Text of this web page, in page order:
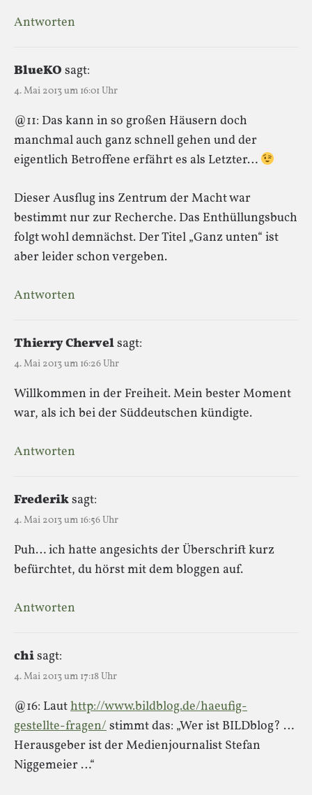
Antworten
BlueKO sagt:
4. Mai 2013 um 16:01 Uhr
@11: Das kann in so großen Häusern doch
manchmal auch ganz schnell gehen und der
eigentlich Betroffene erfährt es als Letzter…
Dieser Ausflug ins Zentrum der Macht war
bestimmt nur zur Recherche. Das Enthüllungsbuch
folgt wohl demnächst. Der Titel „Ganz unten“ ist
aber leider schon vergeben.
Antworten
Thierry Chervelsagt:
4. Mai 2013 um 16:26 Uhr
Willkommen in der Freiheit. Mein bester Moment
war, als ich bei der Süddeutschen kündigte.
Antworten
Frederiksagt:
4. Mai 2013 um 16:56 Uhr
Puh… ich hatte angesichts der Überschrift kurz
befürchtet, du hörst mit dem bloggen auf.
Antworten
chisagt:
4. Mai 2013 um 17:18 Uhr
@16: Lauthttp://www.bildblog.de/haeufig-
gestellte-fragen/stimmt das: „Wer ist BILDblog? …
Herausgeber ist der Medienjournalist Stefan
Niggemeier …“